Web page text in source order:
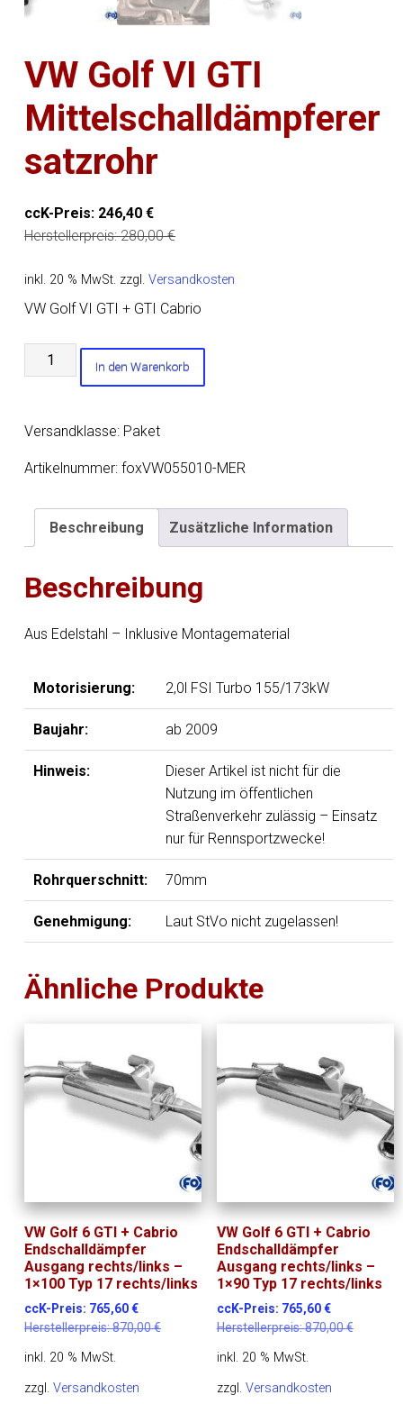
VW Golf VI GTI
Mittelschalldämpferer
satzrohr
ccK-Preis: 246,40€
Herstellerpreis:280,00€
inkl. 20 % MwSt. zzgl.Versandkosten
VW Golf VI GTI + GTI Cabrio
Golf
GTI
Menge
In den Warenkorb
Versandklasse: Paket
Artikelnummer:foxVW055010-MER
Beschreibung Zusätzliche Information
Beschreibung
Aus Edelstahl – Inklusive Montagematerial
Motorisierung: 2,0l FSI Turbo 155/173kW
Baujahr: ab 2009
Hinweis:
Dieser Artikel ist nicht für die
Nutzung im öffentlichen
Straßenverkehr zulässig – Einsatz
nur für Rennsportzwecke!
Rohrquerschnitt: 70mm
Genehmigung: Laut StVo nicht zugelassen!
Ähnliche Produkte
VW Golf 6 GTI + Cabrio
Endschalldämpfer
Ausgang rechts/links –
1×100 Typ 17 rechts/links
ccK-Preis: 765,60€
Herstellerpreis:870,00€
inkl. 20 % MwSt.
zzgl.Versandkosten
VW Golf 6 GTI + Cabrio
Endschalldämpfer
Ausgang rechts/links –
1×90 Typ 17 rechts/links
ccK-Preis: 765,60€
Herstellerpreis:870,00€
inkl. 20 % MwSt.
zzgl. Versandkosten